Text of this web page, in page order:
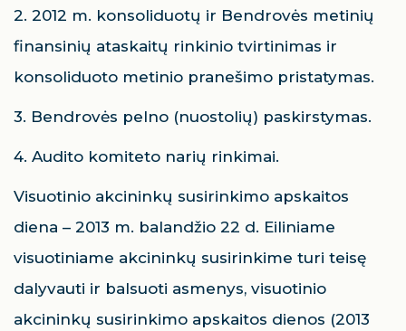
2. 2012 m. konsoliduotų ir Bendrovės metinių
finansinių ataskaitų rinkinio tvirtinimas ir
konsoliduoto metinio pranešimo pristatymas.
3. Bendrovės pelno (nuostolių) paskirstymas.
4. Audito komiteto narių rinkimai.
Visuotinio akcininkų susirinkimo apskaitos
diena – 2013 m. balandžio 22 d. Eiliniame
visuotiniame akcininkų susirinkime turi teisę
dalyvauti ir balsuoti asmenys, visuotinio
akcininkų susirinkimo apskaitos dienos (2013